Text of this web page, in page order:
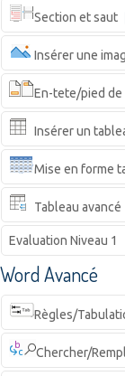
Section et saut
Insérer une
En-tete/pied de
Insérer un
Mise en forme
Tableau avancé
Evaluation Niveau 1
Word Avancé
Règles/
Chercher/